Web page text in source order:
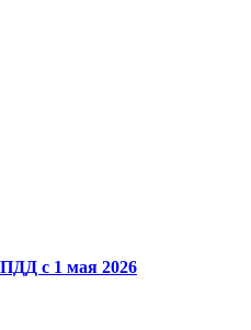
с 1 мая 2026